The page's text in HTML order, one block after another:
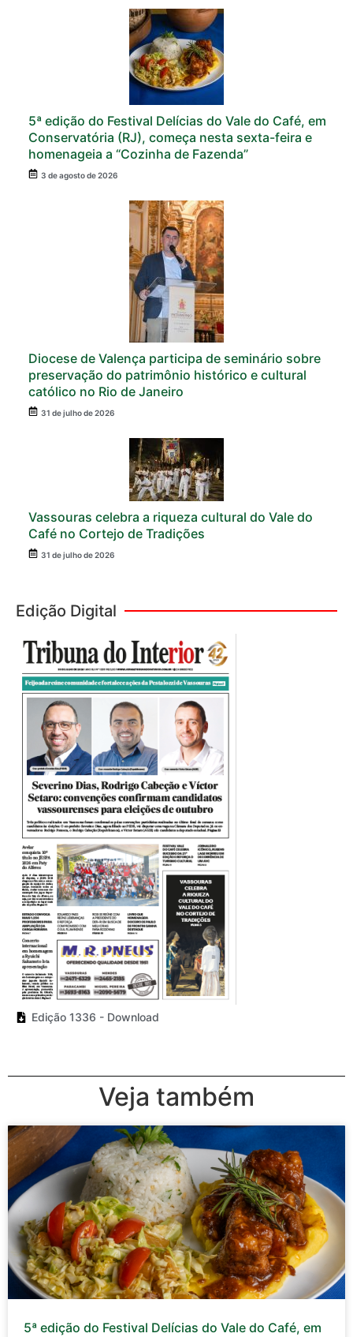
5ª edição do Festival Delícias do Vale do Café, em
Conservatória (RJ), começa nesta sexta-feira e
homenageia a “Cozinha de Fazenda”
3 de agosto de 2026
Diocese de Valença participa de seminário sobre
preservação do patrimônio histórico e cultural
católico no Rio de Janeiro
31 de julho de 2026
Vassouras celebra a riqueza cultural do Vale do
Café no Cortejo de Tradições
31 de julho de 2026
Edição Digital
Edição 1336 - Download
Veja também
5ª edição do Festival Delícias do Vale do Café, em